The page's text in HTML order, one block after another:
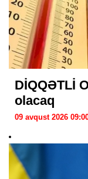
DİQQƏTLİ
olacaq
09 avqust 2026